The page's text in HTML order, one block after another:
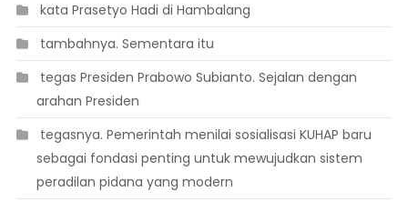
 kata Prasetyo Hadi di Hambalang
 tambahnya. Sementara itu
 tegas Presiden Prabowo Subianto. Sejalan dengan
arahan Presiden
 tegasnya. Pemerintah menilai sosialisasi KUHAP baru
sebagai fondasi penting untuk mewujudkan sistem
peradilan pidana yang modern